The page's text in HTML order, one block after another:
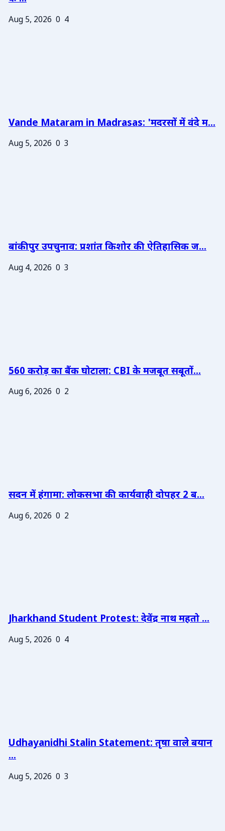
Aug 5, 2026 0 4
Vande Mataram in Madrasas: 'मदरसों में वंदे म...
Aug 5, 2026 0 3
बांकीपुर उपचुनाव: प्रशांत किशोर की ऐतिहासिक ज...
Aug 4, 2026 0 3
560 करोड़ का बैंक घोटाला: CBI के मजबूत सबूतों...
Aug 6, 2026 0 2
सदन में हंगामा: लोकसभा की कार्यवाही दोपहर 2 ब...
Aug 6, 2026 0 2
Jharkhand Student Protest: देवेंद्र नाथ महतो ...
Aug 5, 2026 0 4
Udhayanidhi Stalin Statement: तृषा वाले बयान
...
Aug 5, 2026 0 3